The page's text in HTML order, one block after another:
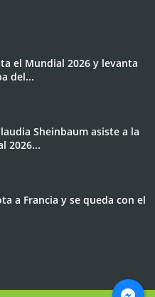
el Mundial 2026 y levanta
del...
Sheinbaum asiste a la
2026...
a Francia y se queda con el